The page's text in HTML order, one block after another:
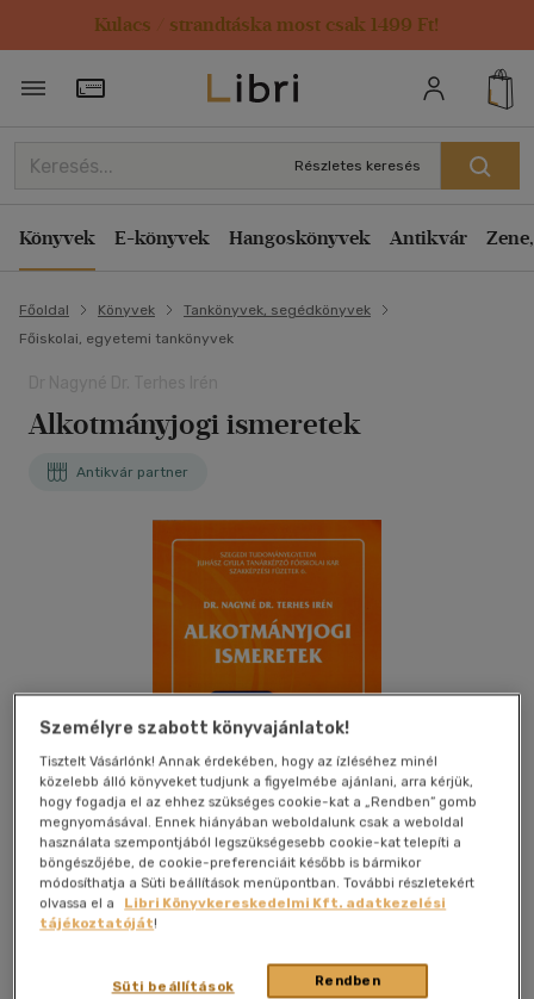
Kulacs / strandtáska most csak 1499 Ft!
Törzsvásárlói Kártya adatai
Részletes keresés
Könyvek E-könyvek Hangoskönyvek Antikvár
Főoldal Könyvek
Tankönyvek, segédkönyvek
Főiskolai, egyetemi tankönyvek
Alkotmányjogi ismeretek
Antikvár partner
Kívánságlistához adom
Személyre szabott könyvajánlatok!
Tisztelt Vásárlónk! Annak érdekében, hogy az ízléséhez minél
közelebb álló könyveket tudjunk a figyelmébe ajánlani, arra kérjük,
hogy fogadja el az ehhez szükséges cookie-kat a „Rendben” gomb
megnyomásával. Ennek hiányában weboldalunk csak a weboldal
használata szempontjából legszükségesebb cookie-kat telepíti a
böngészőjébe, de cookie-preferenciáit később is bármikor
módosíthatja a Süti beállítások menüpontban. További részletekért
olvassa el a
Libri Könyvkereskedelmi Kft. adatkezelési
tájékoztatóját!
Rendben
Süti beállítások